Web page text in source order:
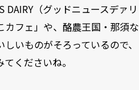
DAIRY（グッドニュースデァリ
フェ」や、酪農王国・那須な
いものがそろっているので、
くださいね。